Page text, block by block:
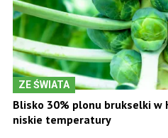
ZE ŚWIATA
Blisko 30% plonu brukselki w
niskie temperatury